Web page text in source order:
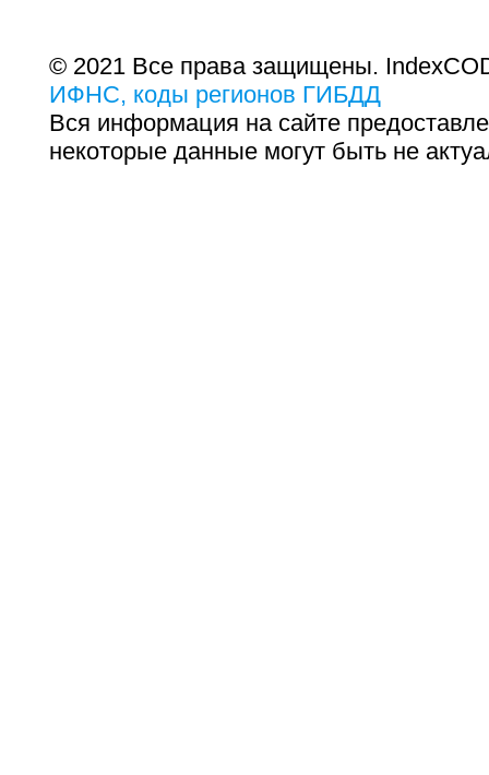
© 2021 Все права защищены.
ИФНС, коды регионов ГИБДД
Вся информация на сайте
некоторые данные могут быть не